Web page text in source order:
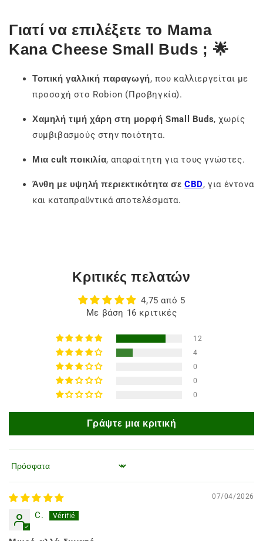
Γιατί να επιλέξετε το Mama
Kana Cheese Small Buds ; 🌟
Τοπική γαλλική παραγωγή, που καλλιεργείται με
προσοχή στο Robion (Προβηγκία).
Χαμηλή τιμή χάρη στη μορφή Small Buds, χωρίς
συμβιβασμούς στην ποιότητα.
Μια cult ποικιλία, απαραίτητη για τους γνώστες.
Άνθη με υψηλή περιεκτικότητα σεCBD, για έντονα
και καταπραϋντικά αποτελέσματα.
Κριτικές πελατών
4,75 από 5
Με βάση 16 κριτικές
12
4
0
0
0
Γράψτε μια κριτική
Ταξινόμηση κατά
07/04/2026
C.